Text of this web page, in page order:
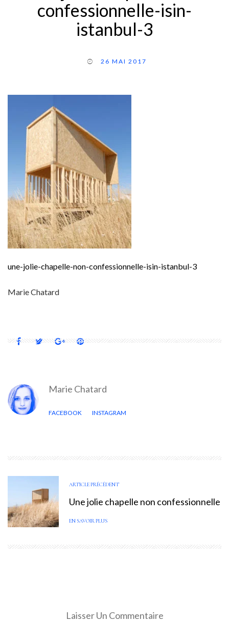
confessionnelle-isin-
istanbul-3
26 MAI 2017
une-jolie-chapelle-non-confessionnelle-isin-istanbul-3
Marie Chatard
Marie Chatard
FACEBOOK INSTAGRAM
ARTICLE PRÉCÉDENT
Une jolie chapelle non confessionnelle
EN SAVOIR PLUS
Laisser Un Commentaire